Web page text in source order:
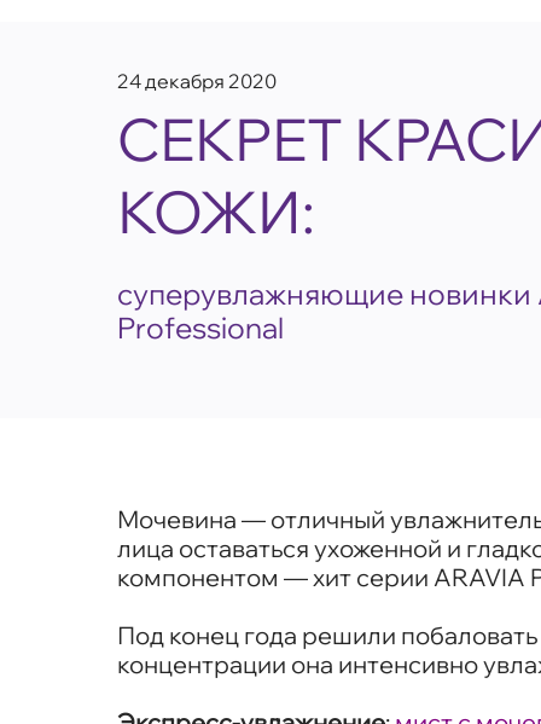
24 декабря 2020
СЕКРЕТ
КОЖИ:
суперувлажняющие новинки
Professional
Мочевина — отличный
лица оставаться ухоженной и
компонентом — хит серии ARAVIA
Под конец года решили
концентрации она интенсивно